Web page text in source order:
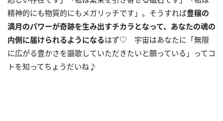
精神的にも物質的にもメガリッチです」。そうすれば豊穣の
満月のパワーが奇跡を生み出すチカラとなって、あなたの魂の
内側に届けられるようになるはず♡ 宇宙はあなたに「無限
に広がる豊かさを謳歌していただきたいと願っている」ってコ
トを知ってちょうだいね♪